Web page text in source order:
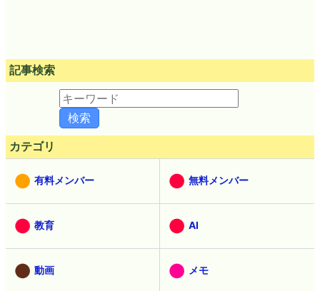
記事検索
カテゴリ
有料メンバー 無料メンバー
教育 AI
動画 メモ